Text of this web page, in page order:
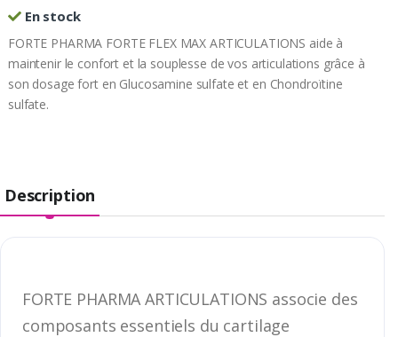
En stock
FORTE PHARMA FORTE FLEX MAX ARTICULATIONS aide à
maintenir le confort et la souplesse de vos articulations grâce à
son dosage fort en Glucosamine sulfate et en Chondroïtine
sulfate.
Description
FORTE PHARMA ARTICULATIONS associe des
composants essentiels du cartilage